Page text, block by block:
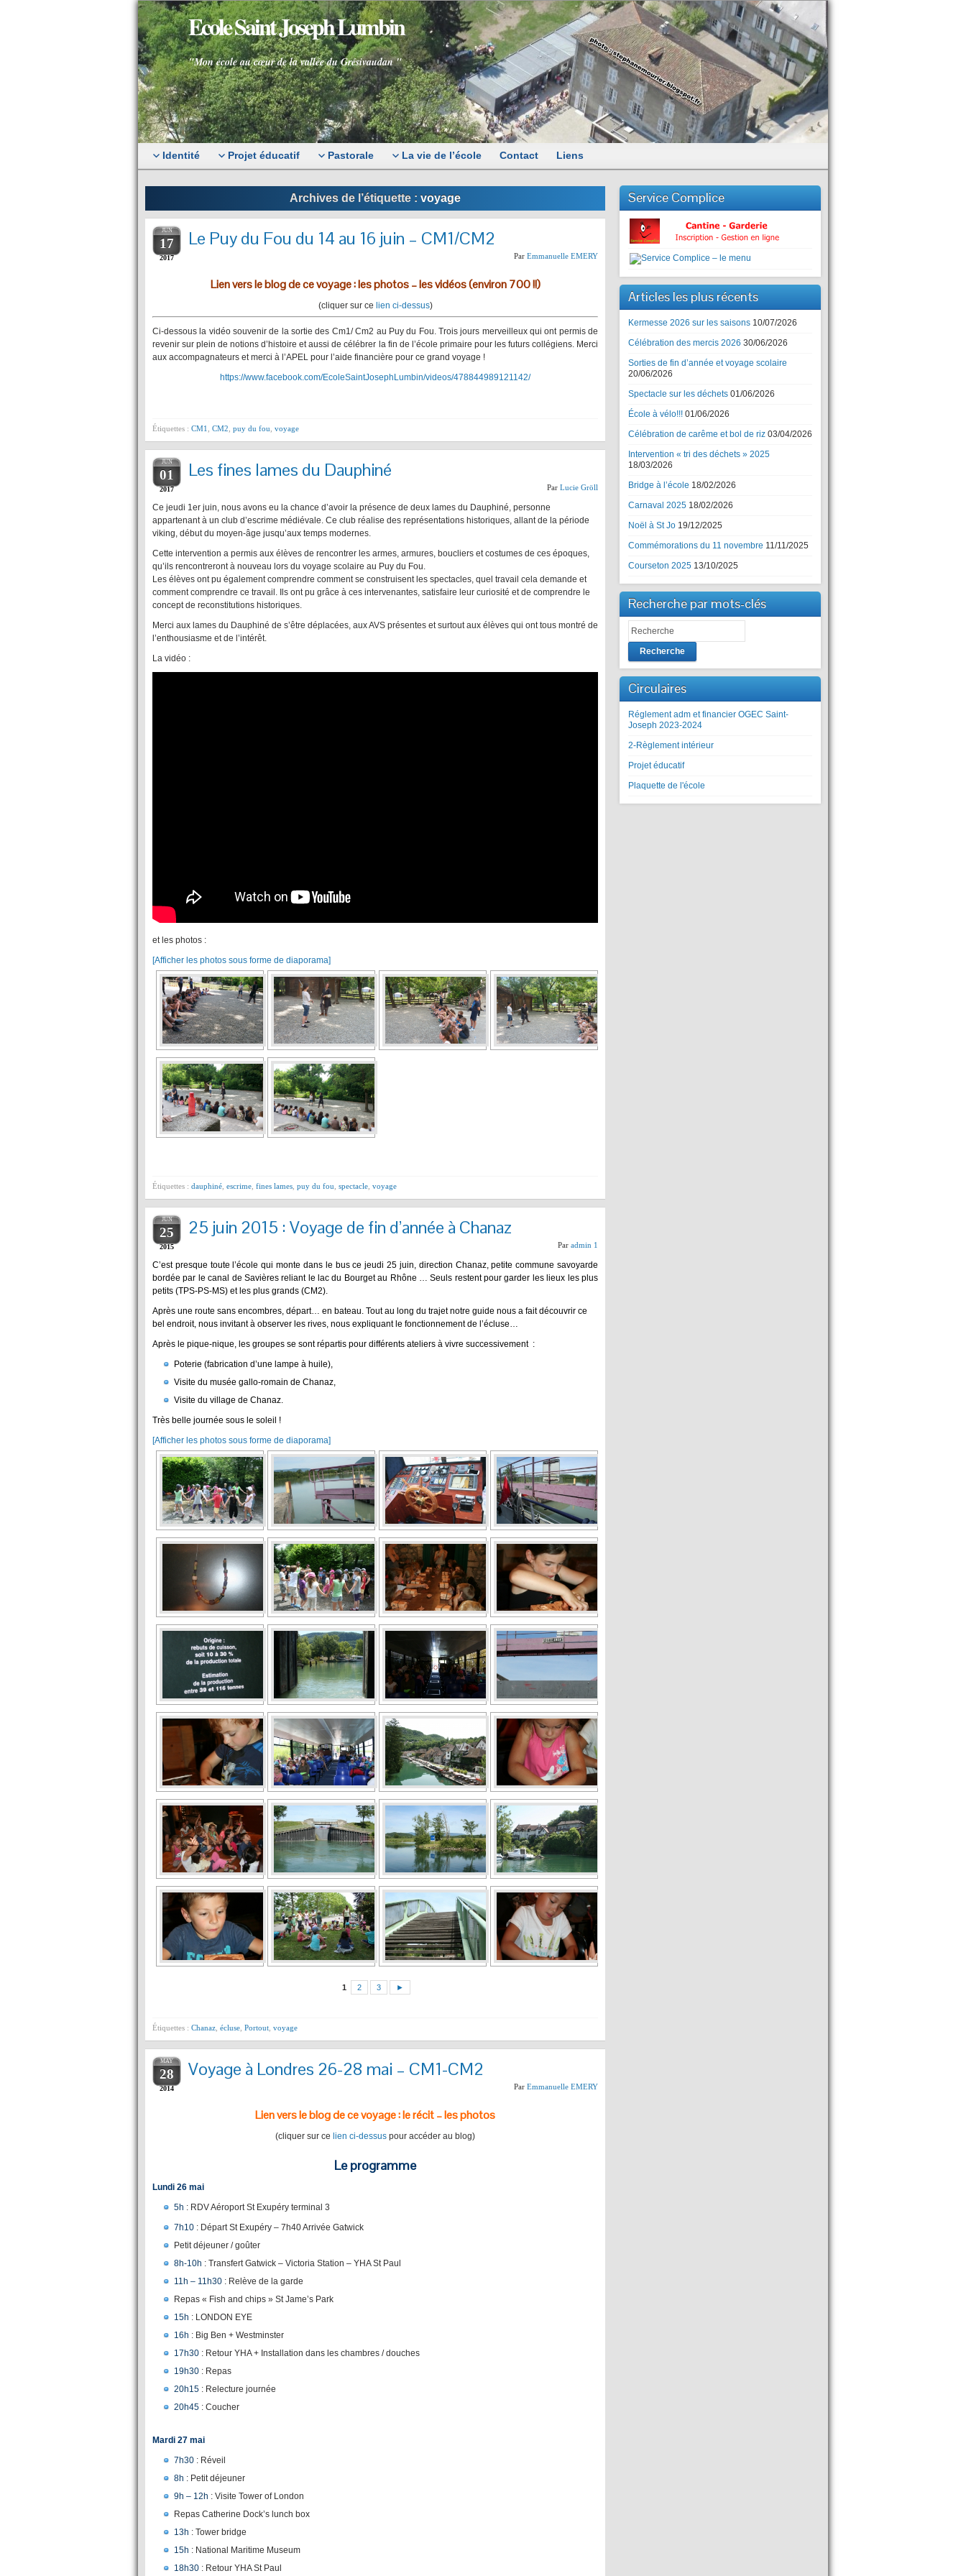
Ecole Saint Joseph Lumbin
"Mon école au cœur de la vallée du Grésivaudan "
Identité Projet éducatif Pastorale La vie de l’école Contact Liens
Archives de l’étiquette : voyage
JUN
17
2017
Le Puy du Fou du 14 au 16 juin – CM1/CM2
Par Emmanuelle EMERY
Lien vers le blog de ce voyage : les photos – les vidéos (environ 700 !!)
(cliquer sur ce lien ci-dessus)
Ci-dessous la vidéo souvenir de la sortie des Cm1/ Cm2 au Puy du Fou. Trois jours merveilleux qui ont permis de
revenir sur plein de notions d’histoire et aussi de célébrer la fin de l’école primaire pour les futurs collégiens. Merci
aux accompagnateurs et merci à l’APEL pour l’aide financière pour ce grand voyage !
https://www.facebook.com/EcoleSaintJosephLumbin/videos/478844989121142/
Étiquettes : CM1 CM2 puy du fou voyage
JUN
01
2017
Les fines lames du Dauphiné
Par Lucie Gröll
Ce jeudi 1er juin, nous avons eu la chance d’avoir la présence de deux lames du Dauphiné, personne
appartenant à un club d’escrime médiévale. Ce club réalise des représentations historiques, allant de la période
viking, début du moyen-âge jusqu’aux temps modernes.
Cette intervention a permis aux élèves de rencontrer les armes, armures, boucliers et costumes de ces époques,
qu’ils rencontreront à nouveau lors du voyage scolaire au Puy du Fou.
Les élèves ont pu également comprendre comment se construisent les spectacles, quel travail cela demande et
comment comprendre ce travail. Ils ont pu grâce à ces intervenantes, satisfaire leur curiosité et de comprendre le
concept de reconstitutions historiques.
Merci aux lames du Dauphiné de s’être déplacées, aux AVS présentes et surtout aux élèves qui ont tous montré de
l’enthousiasme et de l’intérêt.
La vidéo :
et les photos :
[Afficher les photos sous forme de diaporama]
Étiquettes : dauphiné escrime fines lames puy du fou spectacle voyage
JUN
25
2015
25 juin 2015 : Voyage de fin d’année à Chanaz
Par admin 1
C’est presque toute l’école qui monte dans le bus ce jeudi 25 juin, direction Chanaz, petite commune savoyarde
bordée par le canal de Savières reliant le lac du Bourget au Rhône … Seuls restent pour garder les lieux les plus
petits (TPS-PS-MS) et les plus grands (CM2).
Après une route sans encombres, départ… en bateau. Tout au long du trajet notre guide nous a fait découvrir ce
bel endroit, nous invitant à observer les rives, nous expliquant le fonctionnement de l’écluse…
Après le pique-nique, les groupes se sont répartis pour différents ateliers à vivre successivement :
Poterie (fabrication d’une lampe à huile),
Visite du musée gallo-romain de Chanaz,
Visite du village de Chanaz.
Très belle journée sous le soleil !
[Afficher les photos sous forme de diaporama]
1 2 3 ►
Étiquettes : Chanaz écluse Portout voyage
MAY
28
2014
Voyage à Londres 26-28 mai – CM1-CM2
Par Emmanuelle EMERY
Lien vers le blog de ce voyage : le récit – les photos
(cliquer sur ce lien ci-dessus pour accéder au blog)
Le programme
Lundi 26 mai
5h : RDV Aéroport St Exupéry terminal 3
7h10 : Départ St Exupéry – 7h40 Arrivée Gatwick
Petit déjeuner / goûter
8h-10h : Transfert Gatwick – Victoria Station – YHA St Paul
11h – 11h30 : Relève de la garde
Repas « Fish and chips » St Jame’s Park
15h : LONDON EYE
16h : Big Ben + Westminster
17h30 : Retour YHA + Installation dans les chambres / douches
19h30 : Repas
20h15 : Relecture journée
20h45 : Coucher
Mardi 27 mai
7h30 : Réveil
8h : Petit déjeuner
9h – 12h : Visite Tower of London
Repas Catherine Dock’s lunch box
13h : Tower bridge
15h : National Maritime Museum
18h30 : Retour YHA St Paul
Service Complice
Articles les plus récents
Kermesse 2026 sur les saisons 10/07/2026
Célébration des mercis 2026 30/06/2026
Sorties de fin d’année et voyage scolaire
20/06/2026
Spectacle sur les déchets 01/06/2026
École à vélo!!! 01/06/2026
Célébration de carême et bol de riz 03/04/2026
Intervention « tri des déchets » 2025
18/03/2026
Bridge à l’école 18/02/2026
Carnaval 2025 18/02/2026
Noël à St Jo 19/12/2025
Commémorations du 11 novembre 11/11/2025
Courseton 2025 13/10/2025
Recherche par mots-clés
Recherche
Circulaires
Réglement adm et financier OGEC Saint-
Joseph 2023-2024
2-Règlement intérieur
Projet éducatif
Plaquette de l'école